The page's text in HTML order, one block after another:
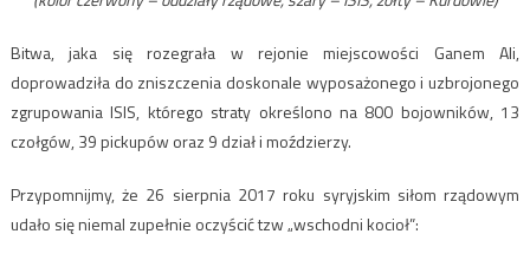
Bitwa, jaka się rozegrała w rejonie miejscowości Ganem Ali,
doprowadziła do zniszczenia doskonale wyposażonego i uzbrojonego
zgrupowania ISIS, którego straty określono na 800 bojowników, 13
czołgów, 39 pickupów oraz 9 dział i moździerzy.
Przypomnijmy, że 26 sierpnia 2017 roku syryjskim siłom rządowym
udało się niemal zupełnie oczyścić tzw „wschodni kocioł”: